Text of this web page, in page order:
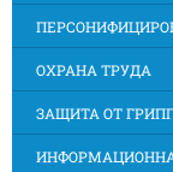
ОХРАНА ТРУДА
ЗАЩИТА ОТ